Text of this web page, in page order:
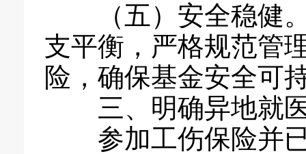
（五）安全稳健。
支平衡，严格规范管
险，确保基金安全可
三、明确异地就医
参加工伤保险并已